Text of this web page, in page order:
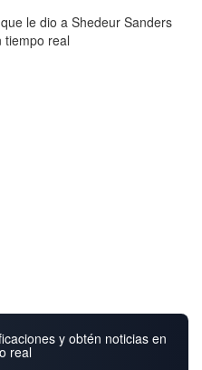
y obtén noticias en
real